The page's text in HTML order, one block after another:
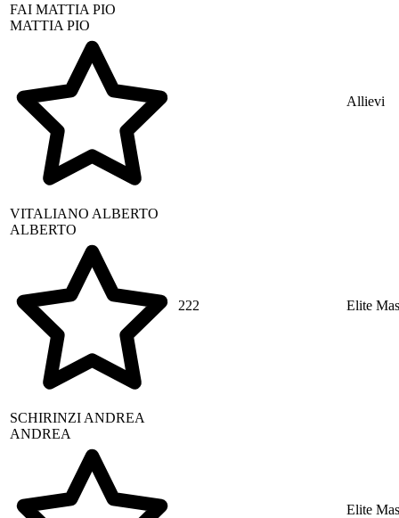
FAI MATTIA PIO
MATTIA PIO
Allievi
VITALIANO ALBERTO
ALBERTO
222 Elite
SCHIRINZI ANDREA
ANDREA
Elite